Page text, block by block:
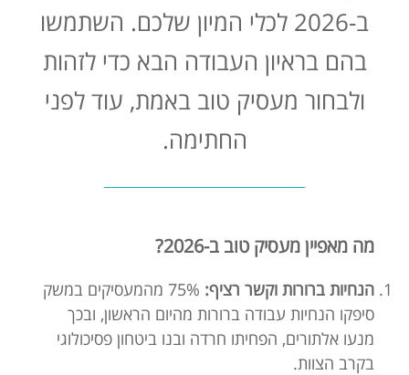
ב-2026 לכלי המיון שלכם. השתמשו
בהם בראיון העבודה הבא כדי לזהות
ולבחור מעסיק טוב באמת, עוד לפני
החתימה.
מה מאפיין מעסיק טוב ב-2026?
הנחיות ברורות וקשר רציף:
75% מהמעסיקים במשק
סיפקו הנחיות עבודה ברורות מהיום הראשון, ובכך
מנעו אלתורים, הפחיתו חרדה ובנו ביטחון פסיכולוגי
בקרב הצוות.